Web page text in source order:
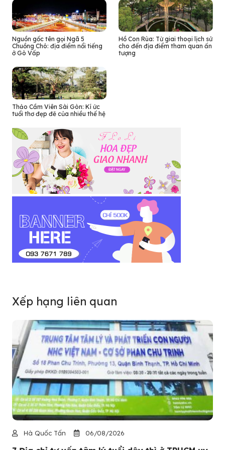
Nguồn gốc tên gọi Ngã 5
Chuồng Chó: địa điểm nổi tiếng
ở Gò Vấp
Hồ Con Rùa: Từ giai thoại lịch sử
cho đến địa điểm tham quan ấn
tượng
Thảo Cầm Viên Sài Gòn: Kí ức
tuổi thơ đẹp đẽ của nhiều thế hệ
Xếp hạng liên quan
Hà Quốc Tấn 06/08/2026